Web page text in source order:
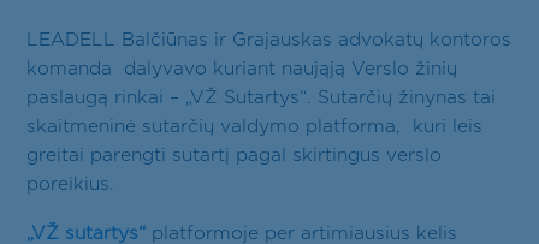
Karjera
Kontaktai
EN
LT
LEADELL Balčiūnas ir Grajauskas advokatų kontoros
komanda dalyvavo kuriant naująją Verslo žinių
paslaugą rinkai – „VŽ Sutartys“. Sutarčių žinynas tai
skaitmeninė sutarčių valdymo platforma, kuri leis
greitai parengti sutartį pagal skirtingus verslo
poreikius.
„VŽ sutartys“ platformoje per artimiausius kelis